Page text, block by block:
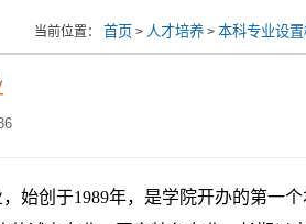
当前位置： 首页 > 人才培养 > 本科专业设
始创于1989年，是学院开办的第一个